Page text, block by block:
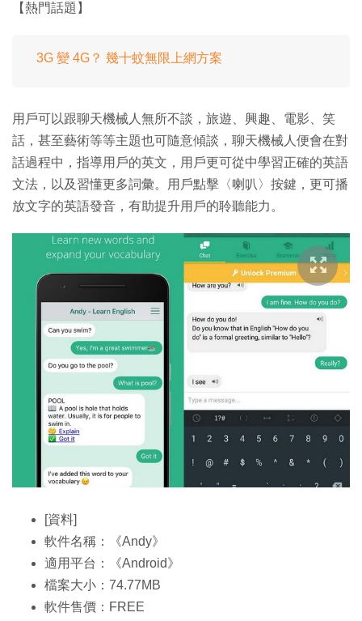
【熱門話題】
3G 變 4G？ 幾十蚊無限上網方案
用戶可以跟聊天機械人無所不談，旅遊、興趣、電影、笑
話，甚至藝術等等主題也可隨意傾談，聊天機械人便會在對
話過程中，指導用戶的英文，用戶更可從中學習正確的英語
文法，以及習懂更多詞彙。用戶點擊〈喇叭〉按鍵，更可播
放文字的英語發音，有助提升用戶的聆聽能力。
[資料]
軟件名稱：《Andy》
適用平台：《Android》
檔案大小：74.77MB
軟件售價：FREE